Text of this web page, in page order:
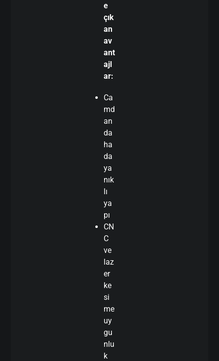
e
çık
an
av
ant
ajl
ar:
Ca
md
an
da
ha
da
ya
nık
lı
ya
pı
CN
C
ve
laz
er
ke
si
me
uy
gu
nlu
k